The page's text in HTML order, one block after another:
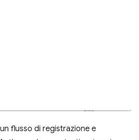
flusso di registrazione e